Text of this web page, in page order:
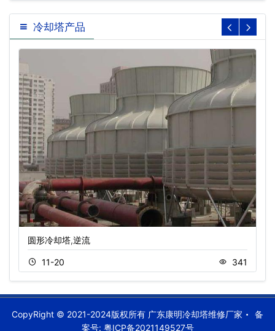
冷却塔产品
圆形冷却塔,逆流
11-20 341
CopyRight © 2021-2024版权所有 广东康明冷却塔维修厂家
备
案号: 粤ICP备2021149527号